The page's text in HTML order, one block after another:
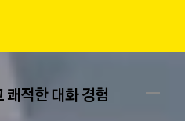
쾌적한 대화 경험